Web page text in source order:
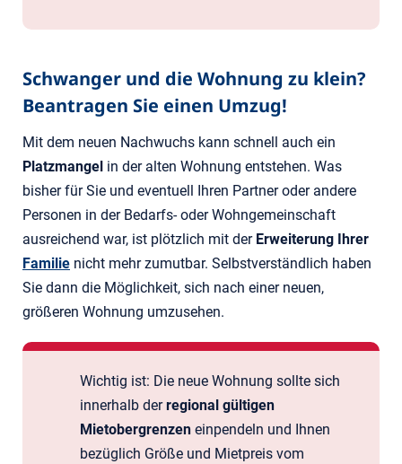
Schwanger und die Wohnung zu klein?
Beantragen Sie einen Umzug!
Mit dem neuen Nachwuchs kann schnell auch ein
Platzmangel in der alten Wohnung entstehen. Was
bisher für Sie und eventuell Ihren Partner oder andere
Personen in der Bedarfs- oder Wohngemeinschaft
ausreichend war, ist plötzlich mit der Erweiterung Ihrer
Familie nicht mehr zumutbar. Selbstverständlich haben
Sie dann die Möglichkeit, sich nach einer neuen,
größeren Wohnung umzusehen.
Wichtig ist: Die neue Wohnung sollte sich
innerhalb derregional gültigen
Mietobergrenzen einpendeln und Ihnen
bezüglich Größe und Mietpreis vom